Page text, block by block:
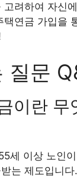
고려하여 자신
연금 가입을
질문
이란 무
세 이상 노인
는 제도입니다.